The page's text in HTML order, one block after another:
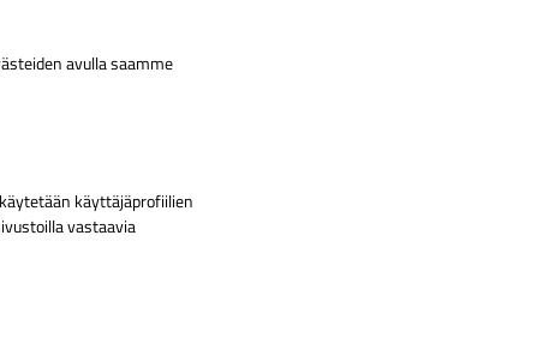
avulla saamme
käyttäjäprofiilien
vastaavia